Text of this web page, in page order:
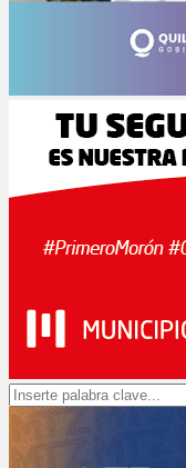
Search
for: